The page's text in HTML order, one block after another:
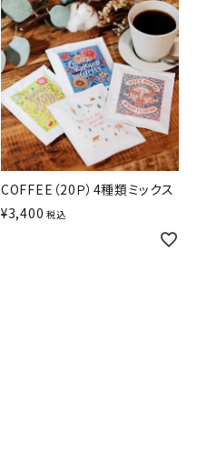
COFFEE（20Ｐ）4種類ミックス
¥3,400 税込